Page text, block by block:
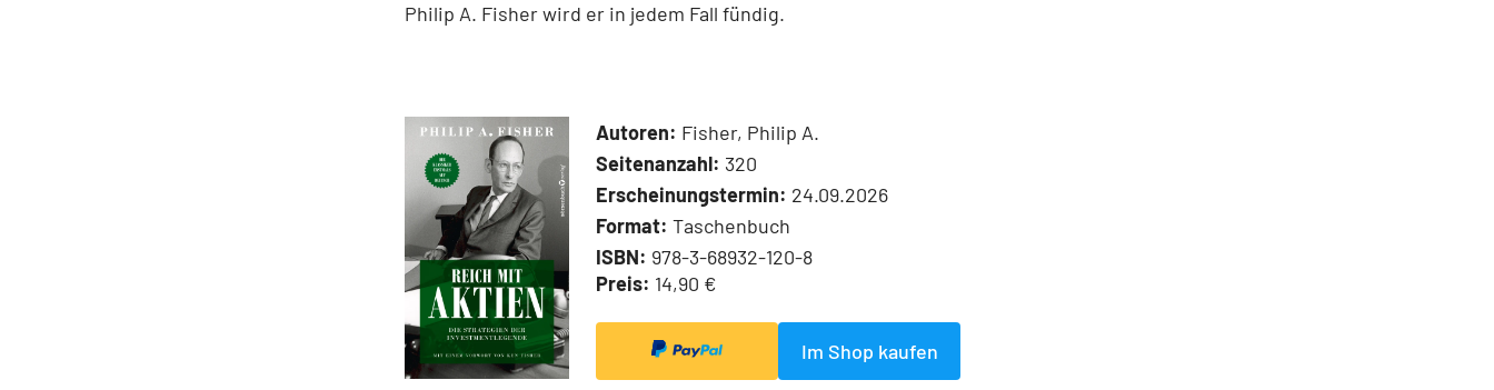
Philip A. Fisher wird er in jedem Fall fündig.
Autoren: Fisher, Philip A.
Seitenanzahl: 320
Erscheinungstermin: 24.09.2026
Format: Taschenbuch
ISBN: 978-3-68932-120-8
Preis: 14,90 €
Im Shop kaufen